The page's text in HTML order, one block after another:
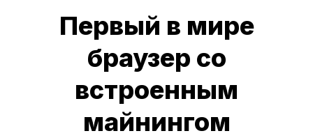
Первый в мире
браузер со
встроенным
майнингом